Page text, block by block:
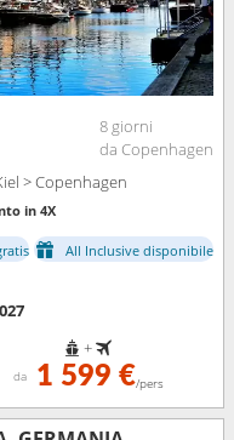
8 giorni
da Copenhagen
> Copenhagen
in 4X
All Inclusive disponibile
+
da 1 599 €/pers